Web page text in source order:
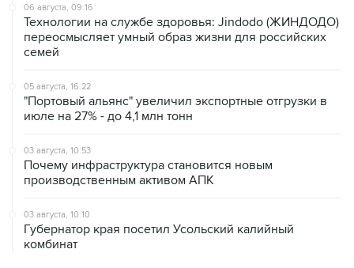
06 августа, 09:16
Технологии на службе здоровья: Jindodo (ЖИНДОДО)
переосмысляет умный образ жизни для российских
семей
05 августа, 16:22
"Портовый альянс" увеличил экспортные отгрузки в
июле на 27% - до 4,1 млн тонн
03 августа, 10:53
Почему инфраструктура становится новым
производственным активом АПК
03 августа, 10:10
Губернатор края посетил Усольский калийный
комбинат